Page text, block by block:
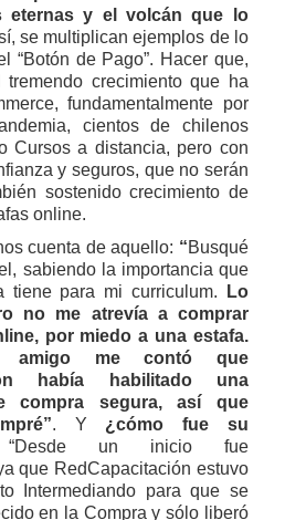
eternas y el volcán que lo
se multiplican ejemplos de lo
“Botón de Pago”. Hacer que,
crecimiento que ha
fundamentalmente por
cientos de chilenos
Cursos a distancia, pero con
y seguros, que no serán
sostenido crecimiento de
online.
cuenta de aquello: “Busqué
sabiendo la importancia que
tiene para mi curriculum. Lo
no me atrevía a comprar
por miedo a una estafa.
amigo me contó que
había habilitado una
compra segura, así que
. Y ¿cómo fue su
un inicio fue
que RedCapacitación estuvo
Intermediando para que se
en la Compra y sólo liberó